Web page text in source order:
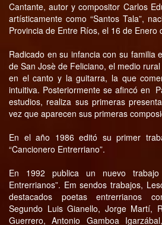
Cantante, autor y compositor Carlos
artísticamente como “Santos Tala”,
Provincia de Entre Ríos, el 16 de Enero
Radicado en su infancia con su familia
de San Josè de Feliciano, el medio
en el canto y la guitarra, la que
intuitiva. Posteriormente se afincó en
estudios, realiza sus primeras
vez que aparecen sus primeras
En el año 1986 editó su primer
“Cancionero Entrerriano”.
En 1992 publica un nuevo
Entrerrianos”. Em sendos trabajos,
destacados poetas entrerrianos
Segundo Luis Gianello, Jorge Martí,
Guerrero, Antonio Gamboa